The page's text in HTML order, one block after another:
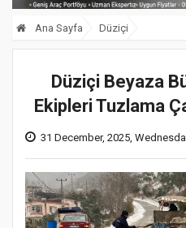
Ana Sayfa Düziçi
Düziçi Beyaza
Ekipleri Tuzlama
31 December, 2025,